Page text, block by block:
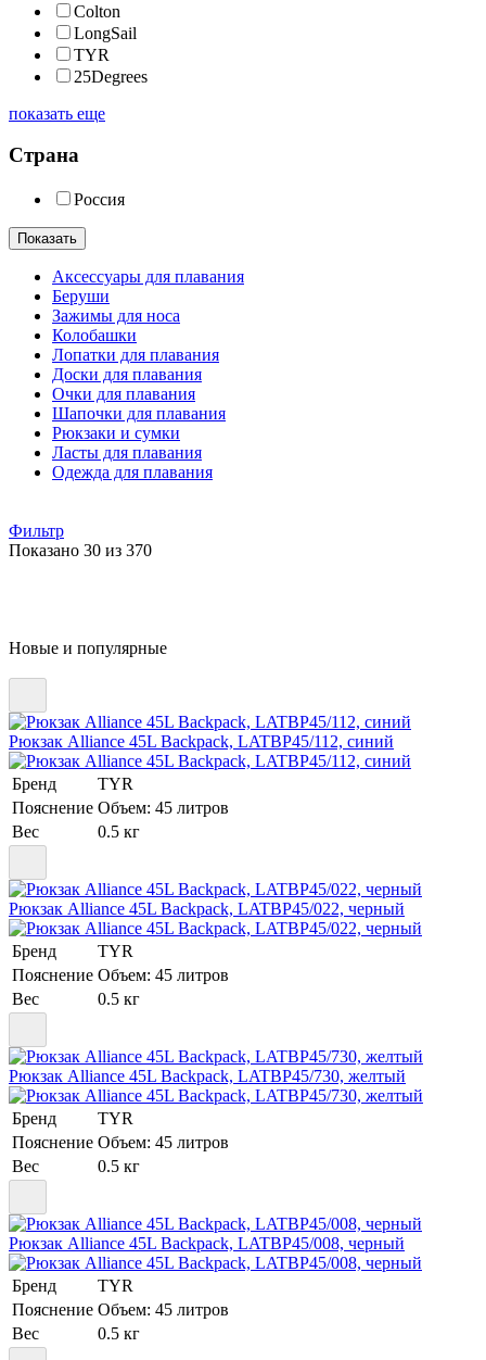
Colton
LongSail
TYR
25Degrees
показать еще
Страна
Россия
Показать
Аксессуары для плавания
Беруши
Зажимы для носа
Колобашки
Лопатки для плавания
Доски для плавания
Очки для плавания
Шапочки для плавания
Рюкзаки и сумки
Ласты для плавания
Одежда для плавания
Фильтр
Показано 30 из 370
Новые и популярные
Рюкзак Alliance 45L Backpack, LATBP45/112, синий
Бренд
TYR
Пояснение Объем: 45 литров
Вес
0.5 кг
Рюкзак Alliance 45L Backpack, LATBP45/022, черный
Бренд
TYR
Пояснение Объем: 45 литров
Вес
0.5 кг
Рюкзак Alliance 45L Backpack, LATBP45/730, желтый
Бренд
TYR
Пояснение Объем: 45 литров
Вес
0.5 кг
Рюкзак Alliance 45L Backpack, LATBP45/008, черный
Бренд
TYR
Пояснение Объем: 45 литров
Вес
0.5 кг